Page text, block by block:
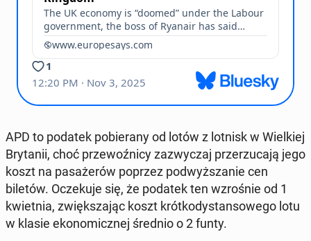
APD to podatek po­bie­ra­ny od lotów z lotnisk w Wiel­kiej
Bry­ta­nii, choć prze­woź­ni­cy za­zwy­czaj prze­rzu­ca­ją jego
koszt na pa­sa­że­rów poprzez pod­wyż­sza­nie cen
biletów. Ocze­ku­je się, że podatek ten wzro­śnie od 1
kwiet­nia, zwięk­sza­jąc koszt krót­ko­dy­stan­so­we­go lotu
w klasie eko­no­micz­nej średnio o 2 funty.